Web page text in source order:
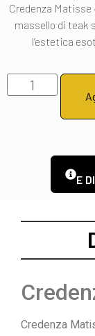
Credenza Matisse
massello di teak
l’estetica
E
Credenza